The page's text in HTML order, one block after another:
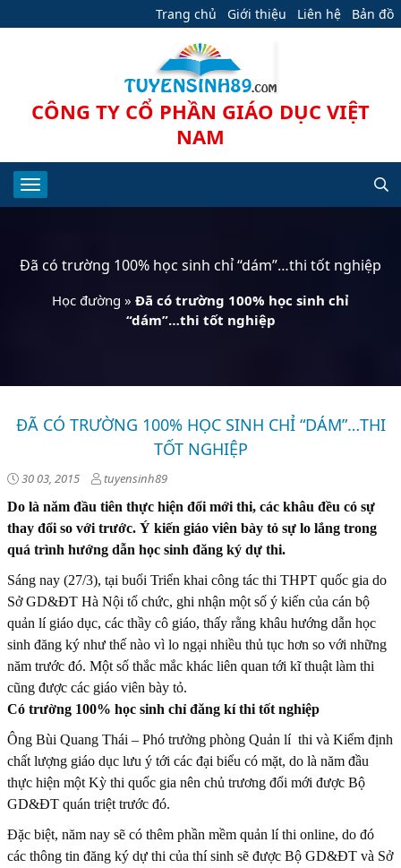
Trang chủ Giới thiệu Liên hệ Bản đồ
CÔNG TY CỔ PHẦN GIÁO DỤC VIỆT
NAM
Đã có trường 100% học sinh chỉ “dám”…thi tốt nghiệp
Học đường » Đã có trường 100% học sinh chỉ
“dám”…thi tốt nghiệp
ĐÃ CÓ TRƯỜNG 100% HỌC SINH CHỈ “DÁM”…THI
TỐT NGHIỆP
30 03, 2015 tuyensinh89
Do là năm đầu tiên thực hiện đổi mới thi, các khâu đều có sự
thay đổi so với trước. Ý kiến giáo viên bày tỏ sự lo lắng trong
quá trình hướng dẫn học sinh đăng ký dự thi.
Sáng nay (27/3), tại buổi Triển khai công tác thi THPT quốc gia do
Sở GD&ĐT Hà Nội tổ chức, ghi nhận một số ý kiến của cán bộ
quản lí giáo dục, các thầy cô giáo, thấy rằng khâu hướng dẫn học
sinh đăng ký như thế nào vì lo ngại nhiều thủ tục hơn so với những
năm trước đó. Một số thắc mắc khác liên quan tới kĩ thuật làm thi
cũng được các giáo viên bày tỏ.
Có trường 100% học sinh chỉ đăng kí thi tốt nghiệp
Ông Bùi Quang Thái – Phó trưởng phòng Quản lí thi và Kiểm định
chất lượng giáo dục lưu ý tới các đại biểu có mặt, do là năm đầu
thực hiện một Kỳ thi quốc gia nên chủ trương đổi mới được Bộ
GD&ĐT quán triệt trước đó.
Đặc biệt, năm nay sẽ có thêm phần mềm quản lí thi online, do đó
các thông tin đăng ký dự thi của thí sinh sẽ được Bộ GD&ĐT và Sở